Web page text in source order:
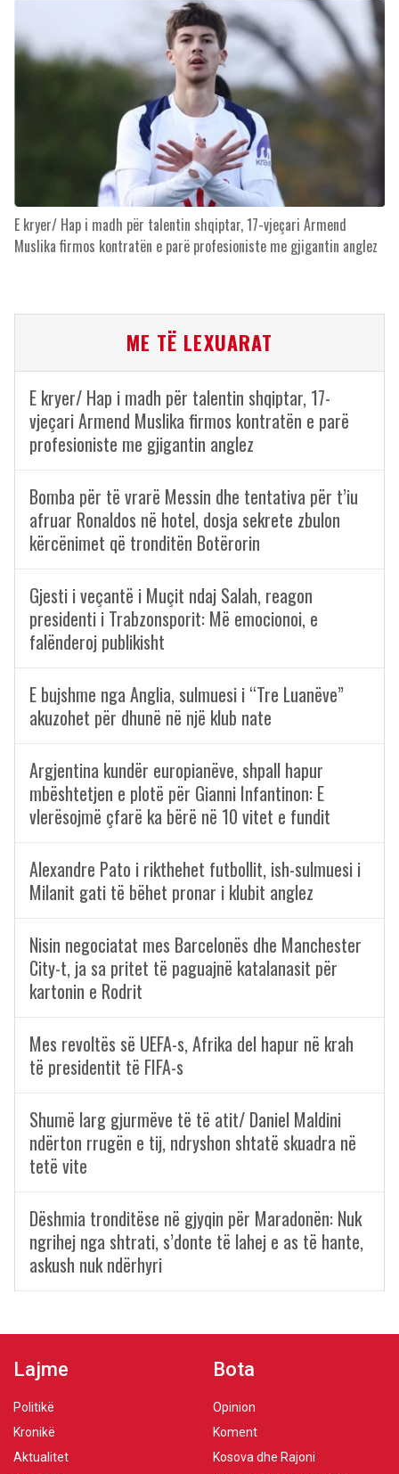
E kryer/ Hap i madh për talentin shqiptar, 17-vjeçari Armend
Muslika firmos kontratën e parë profesioniste me gjigantin anglez
ME TË LEXUARAT
E kryer/ Hap i madh për talentin shqiptar, 17-
vjeçari Armend Muslika firmos kontratën e parë
profesioniste me gjigantin anglez
Bomba për të vrarë Messin dhe tentativa për t’iu
afruar Ronaldos në hotel, dosja sekrete zbulon
kërcënimet që tronditën Botërorin
Gjesti i veçantë i Muçit ndaj Salah, reagon
presidenti i Trabzonsporit: Më emocionoi, e
falënderoj publikisht
E bujshme nga Anglia, sulmuesi i “Tre Luanëve”
akuzohet për dhunë në një klub nate
Argjentina kundër europianëve, shpall hapur
mbështetjen e plotë për Gianni Infantinon: E
vlerësojmë çfarë ka bërë në 10 vitet e fundit
Alexandre Pato i rikthehet futbollit, ish-sulmuesi i
Milanit gati të bëhet pronar i klubit anglez
Nisin negociatat mes Barcelonës dhe Manchester
City-t, ja sa pritet të paguajnë katalanasit për
kartonin e Rodrit
Mes revoltës së UEFA-s, Afrika del hapur në krah
të presidentit të FIFA-s
Shumë larg gjurmëve të të atit/ Daniel Maldini
ndërton rrugën e tij, ndryshon shtatë skuadra në
tetë vite
Dëshmia tronditëse në gjyqin për Maradonën: Nuk
ngrihej nga shtrati, s’donte të lahej e as të hante,
askush nuk ndërhyri
Lajme
Politikë
Kronikë
Aktualitet
Bota
Opinion
Koment
Kosova dhe Rajoni